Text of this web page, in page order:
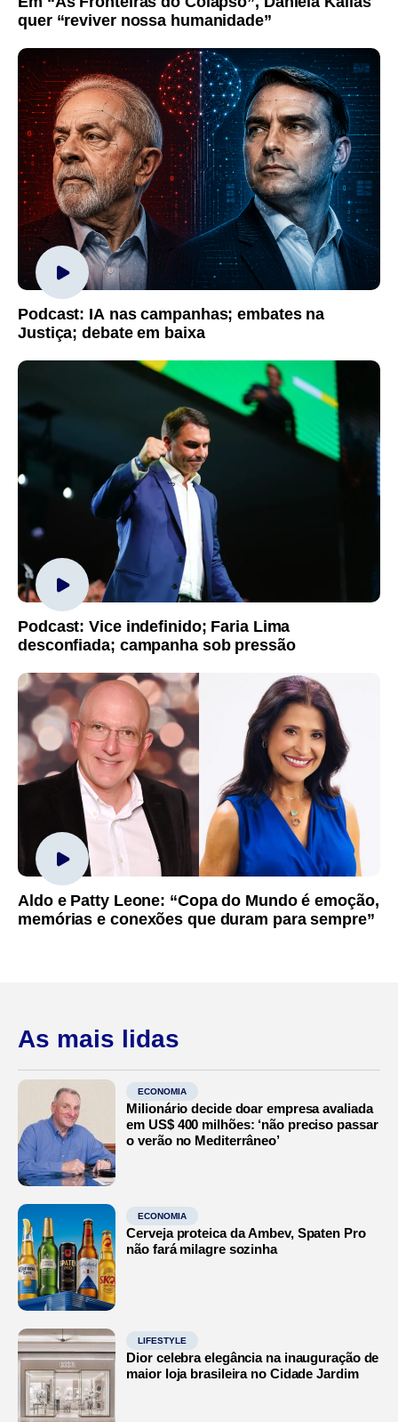
quer “reviver nossa humanidade”
Podcast: IA nas campanhas; embates na
Justiça; debate em baixa
Podcast: Vice indefinido; Faria Lima
desconfiada; campanha sob pressão
Aldo e Patty Leone: “Copa do Mundo é emoção,
memórias e conexões que duram para sempre”
As mais lidas
ECONOMIA
Milionário decide doar empresa avaliada
em US$ 400 milhões: ‘não preciso passar
o verão no Mediterrâneo’
ECONOMIA
Cerveja proteica da Ambev, Spaten Pro
não fará milagre sozinha
LIFESTYLE
Dior celebra elegância na inauguração de
maior loja brasileira no Cidade Jardim